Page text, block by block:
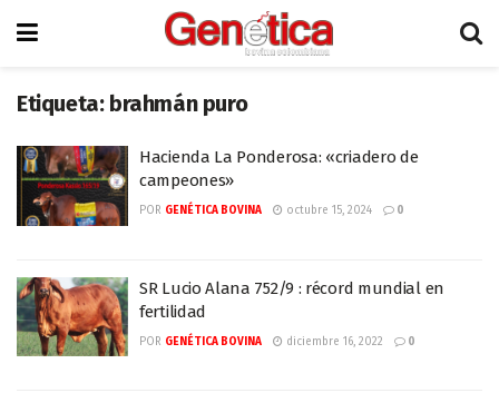
Etiqueta: brahmán puro
Hacienda La Ponderosa: «criadero de
campeones»
POR GENÉTICA BOVINA octubre 15, 2024 0
SR Lucio Alana 752/9 : récord mundial en
fertilidad
POR GENÉTICA BOVINA diciembre 16, 2022 0